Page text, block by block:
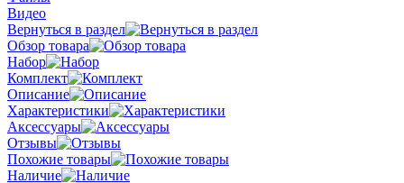
Видео
Вернуться в раздел
Обзор товара
Набор
Комплект
Описание
Характеристики
Аксессуары
Отзывы
Похожие товары
Наличие